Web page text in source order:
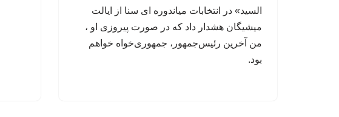
السید» در انتخابات میاندوره ای سنا از ایالت
میشیگان هشدار داد که در صورت پیروزی او ،
من آخرین رئیس‌جمهور، جمهوری‌‍‌خواه خواهم
بود.